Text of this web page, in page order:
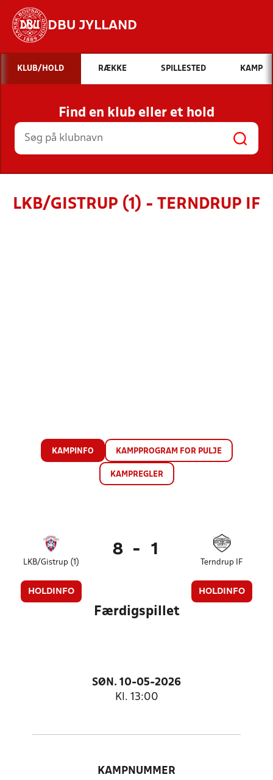
DBU JYLLAND
Hvad vil du søge efter?
INDHOLD OG NYHEDER
STILLINGER, RESULTATER, KLUBBER OG
HOLD
KLUB/HOLD RÆKKE SPILLESTED KAMP
Find en klub eller et hold
LKB/GISTRUP (1) - TERNDRUP IF
KAMPINFO KAMPPROGRAM FOR PULJE
KAMPREGLER
LKB/Gistrup (1)
HOLDINFO
8 - 1
Terndrup IF
HOLDINFO
Færdigspillet
SØN. 10-05-2026
Kl. 13:00
KAMPNUMMER